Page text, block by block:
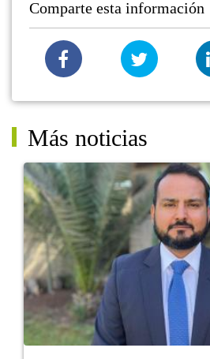
Comparte esta información
Más noticias